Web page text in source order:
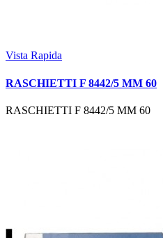
Vista Rapida
RASCHIETTI F 8442/5 MM 60
RASCHIETTI F 8442/5 MM 60